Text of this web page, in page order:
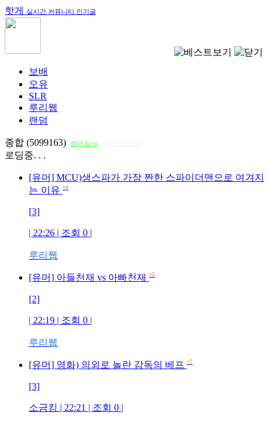
핫게 실시간 커뮤니티 인기글
보배
오유
SLR
루리웹
랜덤
종합 (5099163) 썸네일on
로딩중. . .
[유머] MCU)샘스파가 가장 짠한 스파이더맨으로 여겨지
는 이유 +4
[3]
| 22:26 | 조회 0 |
루리웹
[유머] 아들천재 vs 아빠천재 +5
[2]
| 22:19 | 조회 0 |
루리웹
[유머] 영화) 의외로 놀란 감독의 베프 +7
[3]
소금킹 | 22:21 | 조회 0 |